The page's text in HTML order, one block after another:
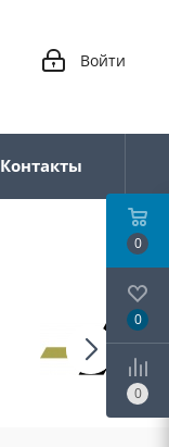
Войти
Контакты
0
0
0